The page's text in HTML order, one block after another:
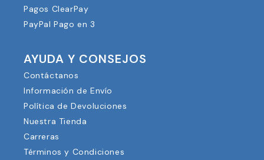
Pagos ClearPay
PayPal Pago en 3
AYUDA Y CONSEJOS
Contáctanos
Información de Envío
Política de Devoluciones
Nuestra Tienda
Carreras
Términos y Condiciones